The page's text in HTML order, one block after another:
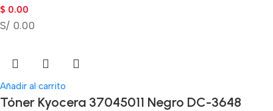
$ 0.00
S/ 0.00
Añadir al carrito
Tóner Kyocera 37045011 Negro DC-3648